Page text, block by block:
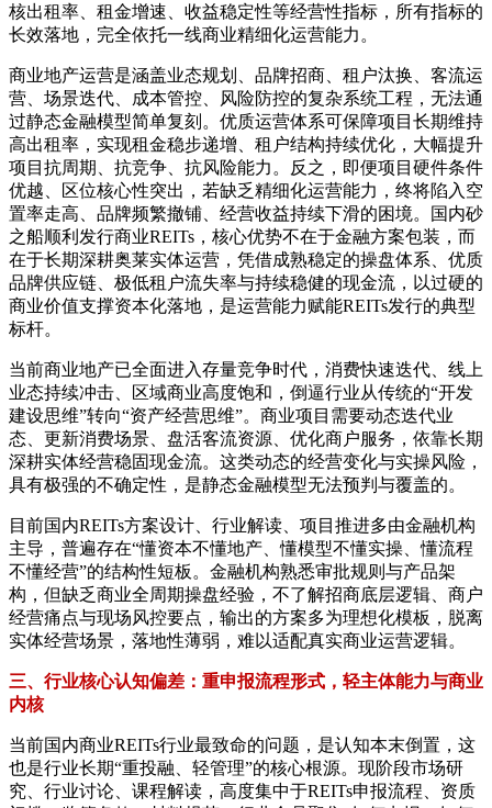
核出租率、租金增速、收益稳定性等经营性指标，所有指标的
长效落地，完全依托一线商业精细化运营能力。
商业地产运营是涵盖业态规划、品牌招商、租户汰换、客流运
营、场景迭代、成本管控、风险防控的复杂系统工程，无法通
过静态金融模型简单复刻。优质运营体系可保障项目长期维持
高出租率，实现租金稳步递增、租户结构持续优化，大幅提升
项目抗周期、抗竞争、抗风险能力。反之，即便项目硬件条件
优越、区位核心性突出，若缺乏精细化运营能力，终将陷入空
置率走高、品牌频繁撤铺、经营收益持续下滑的困境。国内砂
之船顺利发行商业REITs，核心优势不在于金融方案包装，而
在于长期深耕奥莱实体运营，凭借成熟稳定的操盘体系、优质
品牌供应链、极低租户流失率与持续稳健的现金流，以过硬的
商业价值支撑资本化落地，是运营能力赋能REITs发行的典型
标杆。
当前商业地产已全面进入存量竞争时代，消费快速迭代、线上
业态持续冲击、区域商业高度饱和，倒逼行业从传统的“开发
建设思维”转向“资产经营思维”。商业项目需要动态迭代业
态、更新消费场景、盘活客流资源、优化商户服务，依靠长期
深耕实体经营稳固现金流。这类动态的经营变化与实操风险，
具有极强的不确定性，是静态金融模型无法预判与覆盖的。
目前国内REITs方案设计、行业解读、项目推进多由金融机构
主导，普遍存在“懂资本不懂地产、懂模型不懂实操、懂流程
不懂经营”的结构性短板。金融机构熟悉审批规则与产品架
构，但缺乏商业全周期操盘经验，不了解招商底层逻辑、商户
经营痛点与现场风控要点，输出的方案多为理想化模板，脱离
实体经营场景，落地性薄弱，难以适配真实商业运营逻辑。
三、行业核心认知偏差：重申报流程形式，轻主体能力与商业
内核
当前国内商业REITs行业最致命的问题，是认知本末倒置，这
也是行业长期“重投融、轻管理”的核心根源。现阶段市场研
究、行业讨论、课程解读，高度集中于REITs申报流程、资质